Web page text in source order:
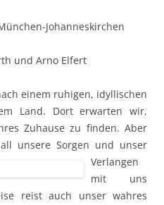
Johanneskirchen
und Arno Elfert
einem ruhigen, idyl­li­schen
Land. Dort er­warten wir,
Zu­hause zu finden. Aber
unsere Sorgen und unser
Verlangen
mit uns
reist auch unser wahres